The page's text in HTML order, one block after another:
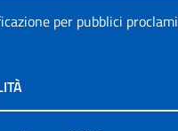
per pubblici proclami